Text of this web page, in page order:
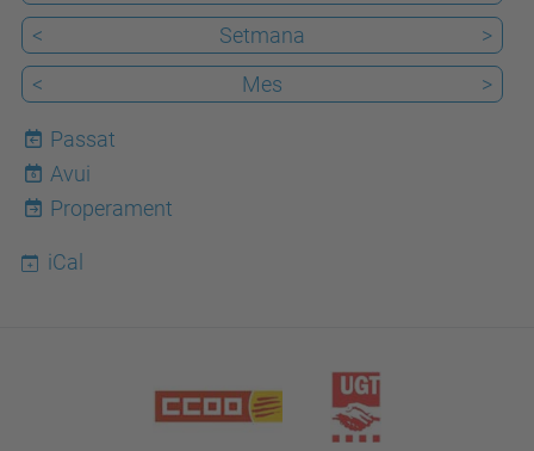
<
Setmana
>
<
Mes >
Passat
6
Avui
Properament
iCal